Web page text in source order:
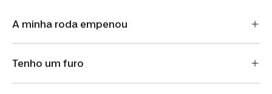
A minha roda empenou
Tenho um furo